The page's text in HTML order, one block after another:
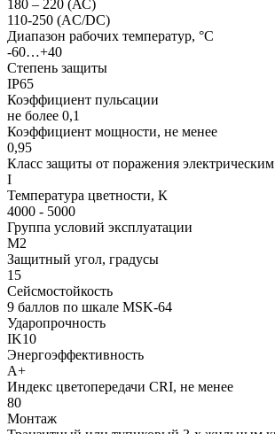
180 – 220 (АС)
110-250 (AC/DC)
Диапазон рабочих температур, °С
-60…+40
Степень защиты
IP65
Коэффициент пульсации
не более 0,1
Коэффициент мощности, не менее
0,95
Класс защиты от поражения
I
Температура цветности, К
4000 - 5000
Группа условий эксплуатации
М2
Защитный угол, градусы
15
Сейсмостойкость
9 баллов по шкале МSK-64
Ударопрочность
IK10
Энергоэффективность
А+
Индекс цветопередачи CRI, не менее
80
Монтаж